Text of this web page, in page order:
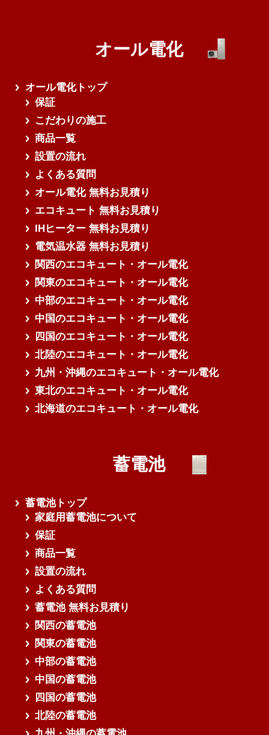
オール電化
オール電化トップ
保証
こだわりの施工
商品一覧
設置の流れ
よくある質問
オール電化 無料お見積り
エコキュート 無料お見積り
IHヒーター 無料お見積り
電気温水器 無料お見積り
関西のエコキュート・オール電化
関東のエコキュート・オール電化
中部のエコキュート・オール電化
中国のエコキュート・オール電化
四国のエコキュート・オール電化
北陸のエコキュート・オール電化
九州・沖縄のエコキュート・オール電化
東北のエコキュート・オール電化
北海道のエコキュート・オール電化
蓄電池
蓄電池トップ
家庭用蓄電池について
保証
商品一覧
設置の流れ
よくある質問
蓄電池 無料お見積り
関西の蓄電池
関東の蓄電池
中部の蓄電池
中国の蓄電池
四国の蓄電池
北陸の蓄電池